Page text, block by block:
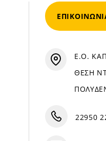
Ε.Ο.
ΘΕΣΗ
22950